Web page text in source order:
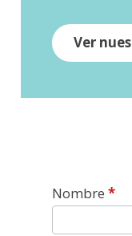
Ver
Contacto
Nombre*